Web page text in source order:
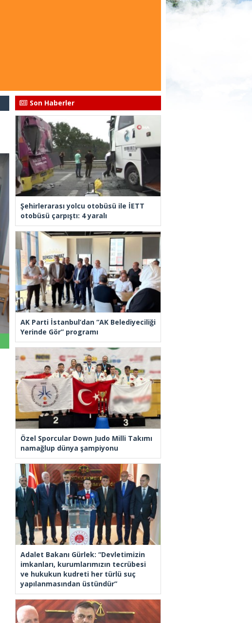
Son Haberler
Şehirlerarası yolcu otobüsü ile İETT
otobüsü çarpıştı: 4 yaralı
AK Parti İstanbul’dan “AK Belediyeciliği
Yerinde Gör” programı
Özel Sporcular Down Judo Milli Takımı
namağlup dünya şampiyonu
Adalet Bakanı Gürlek: “Devletimizin
imkanları, kurumlarımızın tecrübesi
ve hukukun kudreti her türlü suç
yapılanmasından üstündür”